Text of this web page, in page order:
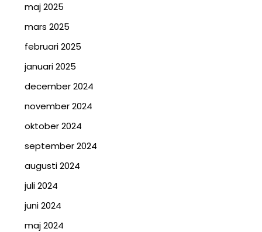
maj 2025
mars 2025
februari 2025
januari 2025
december 2024
november 2024
oktober 2024
september 2024
augusti 2024
juli 2024
juni 2024
maj 2024